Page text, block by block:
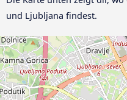
und Ljubljana findest.